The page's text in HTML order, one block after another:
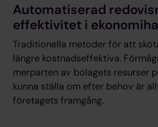
Automatiserad
effektivitet i
Traditionella metoder för att
längre kostnadseffektiva.
merparten av bolagets resurser
kunna ställa om efter behov är
företagets framgång.